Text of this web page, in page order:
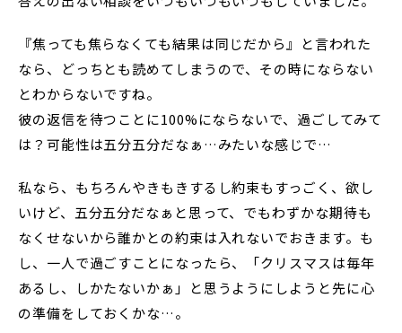
『焦っても焦らなくても結果は同じだから』と言われた
なら、どっちとも読めてしまうので、その時にならない
とわからないですね。
彼の返信を待つことに100%にならないで、過ごしてみて
は？可能性は五分五分だなぁ…みたいな感じで…
私なら、もちろんやきもきするし約束もすっごく、欲し
いけど、五分五分だなぁと思って、でもわずかな期待も
なくせないから誰かとの約束は入れないでおきます。も
し、一人で過ごすことになったら、「クリスマスは毎年
あるし、しかたないかぁ」と思うようにしようと先に心
の準備をしておくかな…。